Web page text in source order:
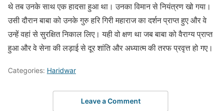
थे तब उनके साथ एक हादसा हुआ था। उनका विमान से नियंत्रण खो गया।
उसी दौरान बाबा को उनके गुरु हरि गिरी महाराज का दर्शन प्राप्त हुए और वे
उन्हें वहां से सुरक्षित निकाल लिए। यही वो क्षण था जब बाबा को वैराग्य प्राप्त
हुआ और वे सेना की लड़ाई से दूर शांति और अध्यात्म की तरफ प्रवृत्त हो गए।
Categories: Haridwar
Leave a Comment